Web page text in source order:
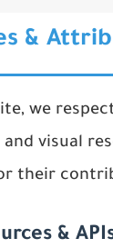
&
we
visual
their
&